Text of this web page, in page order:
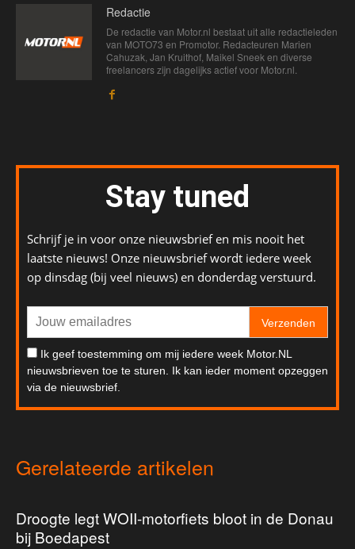
Redactie
De redactie van Motor.nl bestaat uit alle redactieleden
van MOTO73 en Promotor. Redacteuren Marien
Cahuzak, Jan Kruithof, Maikel Sneek en diverse
freelancers zijn dagelijks actief voor Motor.nl.
Stay tuned
Schrijf je in voor onze nieuwsbrief en mis nooit het
laatste nieuws! Onze nieuwsbrief wordt iedere week
op dinsdag (bij veel nieuws) en donderdag verstuurd.
Verzenden
Ik geef toestemming om mij iedere week Motor.NL
nieuwsbrieven toe te sturen. Ik kan ieder moment opzeggen
via de nieuwsbrief.
Gerelateerde artikelen
Droogte legt WOII-motorfiets bloot in de Donau
bij Boedapest